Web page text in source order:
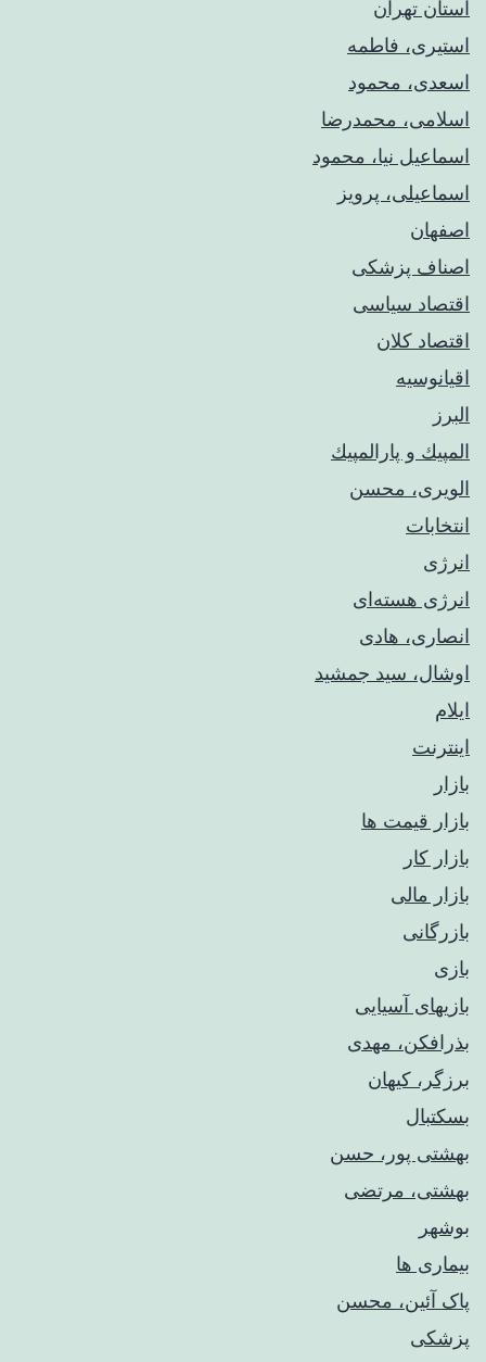
استان تهران
استیری، فاطمه
اسعدی، محمود
اسلامی، محمدرضا
اسماعیل نیا، محمود
اسماعیلی، پرویز
اصفهان
اصناف پزشکی
اقتصاد سیاسی
اقتصاد کلان
اقیانوسیه
البرز
المپيك و پارالمپيك
الویری، محسن
انتخابات
انرژی
انرژی هسته‌ای
انصاری، هادی
اوشال، سید جمشید
ایلام
اینترنت
بازار
بازار قیمت ها
بازار کار
بازار مالی
بازرگانی
بازی
بازیهای آسیایی
بذرافکن، مهدی
برزگر، کیهان
بسکتبال
بهشتی پور، حسن
بهشتی، مرتضی
بوشهر
بیماری ها
پاک آئین، محسن
پزشکی